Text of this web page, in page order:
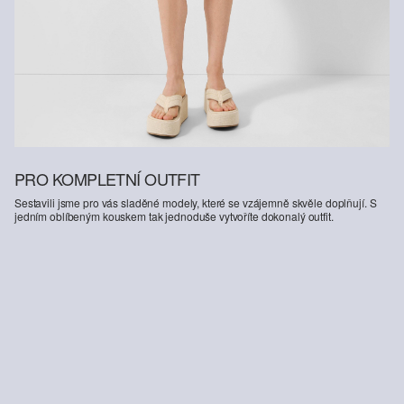
PRO KOMPLETNÍ OUTFIT
Sestavili jsme pro vás sladěné modely, které se vzájemně skvěle doplňují. S
jedním oblíbeným kouskem tak jednoduše vytvoříte dokonalý outfit.